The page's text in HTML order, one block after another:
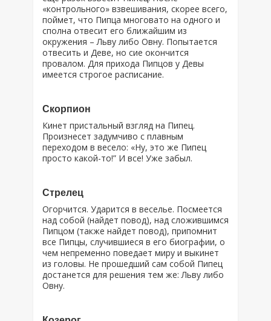
«контрольного» взвешивания, скорее всего,
поймет, что Пипца многовато на одного и
сполна отвесит его ближайшим из
окружения – Льву либо Овну. Попытается
отвесить и Деве, но сие окончится
провалом. Для прихода Пипцов у Девы
имеется строгое расписание.
Скорпион
Кинет пристальный взгляд на Пипец.
Произнесет задумчиво с плавным
переходом в весело: «Ну, это же Пипец
просто какой-то!” И все! Уже забыл.
Стрелец
Огорчится. Ударится в веселье. Посмеется
над собой (найдет повод), над сложившимся
Пипцом (также найдет повод), припомнит
все Пипцы, случившиеся в его биографии, о
чем непременно поведает миру и выкинет
из головы. Не прошедший сам собой Пипец
достанется для решения тем же: Льву либо
Овну.